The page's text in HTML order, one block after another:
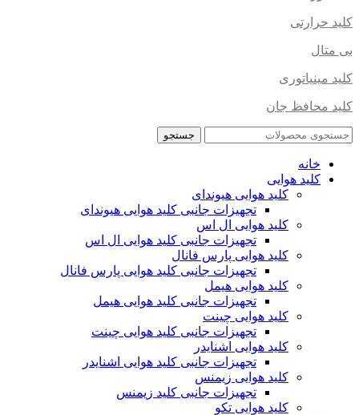
کلید حرارتی
بی متال
کلید مینیاتوری
کلید محافظ جان
جستجو
خانه
کلید هوایی
کلید هوایی هیوندای
تجهیزات جانبی کلید هوایی هیوندای
کلید هوایی ال اس
تجهیزات جانبی کلید هوایی ال اس
کلید هوایی پارس فانال
تجهیزات جانبی کلید هوایی پارس فانال
کلید هوایی هیمل
تجهیزات جانبی کلید هوایی هیمل
کلید هوایی چینت
تجهیزات جانبی کلید هوایی چینت
کلید هوایی اشنایدر
تجهیزات جانبی کلید هوایی اشنایدر
کلید هوایی زیمنس
تجهیزات جانبی کلید زیمنس
کلید هوایی تکو